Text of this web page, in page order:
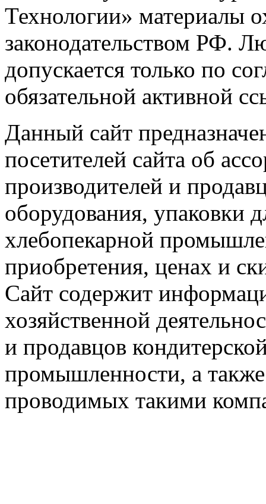
Технологии» материалы
законодательством РФ.
допускается только по
обязательной активной
Данный сайт
посетителей сайта об
производителей и
оборудования, упаковки
хлебопекарной
приобретения, ценах и
Сайт содержит
хозяйственной
и продавцов
промышленности, а
проводимых такими